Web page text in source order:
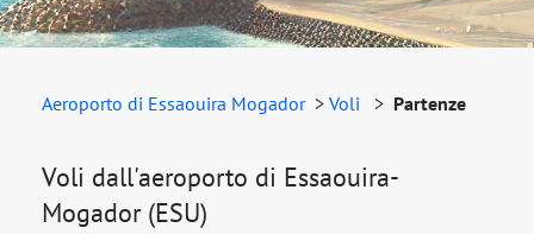
Aeroporto di Essaouira Mogador> Voli > Partenze
Voli dall'aeroporto di Essaouira-
Mogador (ESU)